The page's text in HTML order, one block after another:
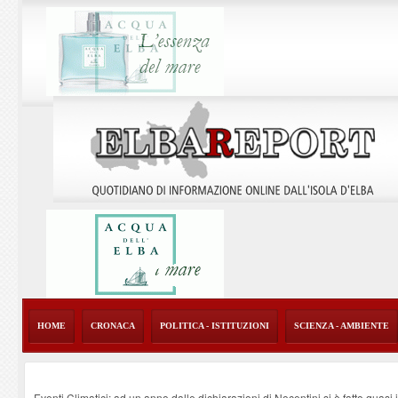
HOME CRONACA POLITICA - ISTITUZIONI SCIENZA - AMBIENTE